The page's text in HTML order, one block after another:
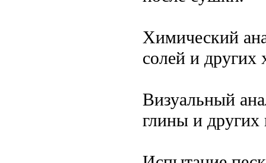
Химический
солей и других
Визуальный
глины и других